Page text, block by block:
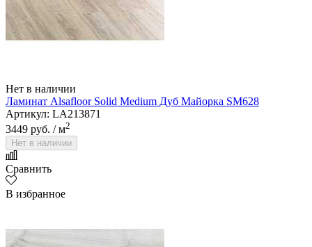
Нет в наличии
Ламинат Alsafloor Solid Medium Дуб Майорка SM628
Артикул: LA213871
3449 руб. / м2
Нет в наличии
Сравнить
В избранное